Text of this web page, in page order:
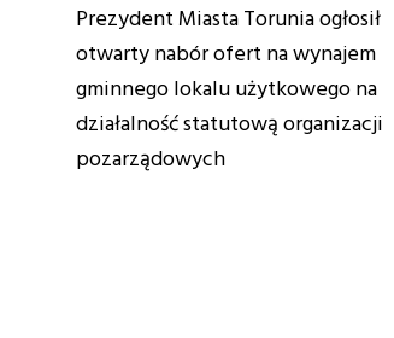
Prezydent Miasta Torunia ogłosił
otwarty nabór ofert na wynajem
gminnego lokalu użytkowego na
działalność statutową organizacji
pozarządowych